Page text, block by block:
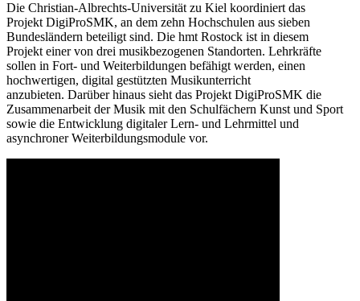
Die Christian-Albrechts-Universität zu Kiel koordiniert das
Projekt DigiProSMK, an dem zehn Hochschulen aus sieben
Bundesländern beteiligt sind. Die hmt Rostock ist in diesem
Projekt einer von drei musikbezogenen Standorten. Lehrkräfte
sollen in Fort- und Weiterbildungen befähigt werden, einen
hochwertigen, digital gestützten Musikunterricht
anzubieten. Darüber hinaus sieht das Projekt DigiProSMK die
Zusammenarbeit der Musik mit den Schulfächern Kunst und Sport
sowie die Entwicklung digitaler Lern- und Lehrmittel und
asynchroner Weiterbildungsmodule vor.